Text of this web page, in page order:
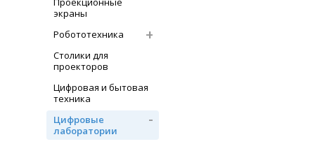
экраны
Робототехника
Столики для
проекторов
Цифровая и бытовая
техника
Цифровые
лаборатории